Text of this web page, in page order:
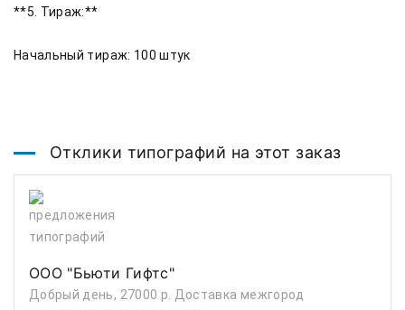
**5. Тираж:**
Начальный тираж: 100 штук
Отклики типографий на этот заказ
ООО "Бьюти Гифтс"
Добрый день, 27000 р. Доставка межгород